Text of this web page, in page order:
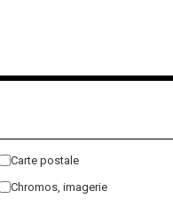
Carte postale
Chromos, imagerie